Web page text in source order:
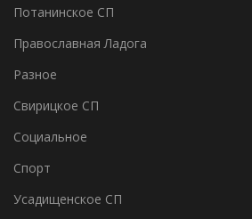
Политика
Потанинское СП
Православная Ладога
Разное
Свирицкое СП
Социальное
Спорт